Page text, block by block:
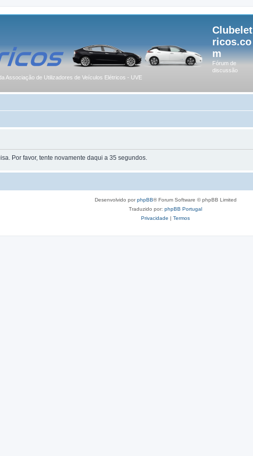
Clubelet
ricos.co
m
Fórum de
discussão
Associação de Utilizadores de Veículos Elétricos - UVE
Por favor, tente novamente daqui a 35 segundos.
Desenvolvido porphpBB® Forum Software © phpBB Limited
Traduzido por: phpBB Portugal
Privacidade | Termos